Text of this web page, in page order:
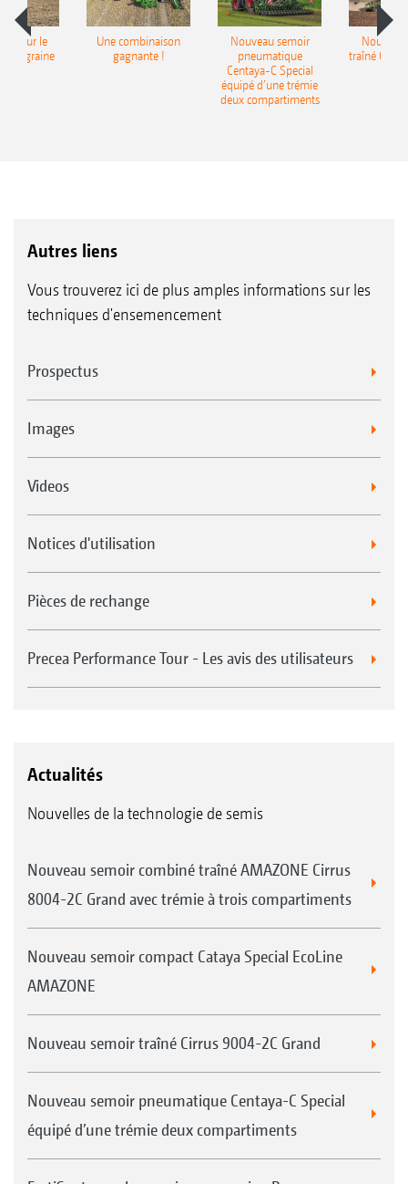
pour le
Une combinaison
gagnante !
Nouveau semoir
pneumatique
Centaya-C Special
équipé d’une trémie
deux compartiments
traîné
Autres liens
Vous trouverez ici de plus amples informations sur les
techniques d'ensemencement
Prospectus
Images
Videos
Notices d'utilisation
Pièces de rechange
Precea Performance Tour - Les avis des utilisateurs
Actualités
Nouvelles de la technologie de semis
Nouveau semoir combiné traîné AMAZONE Cirrus
8004-2C Grand avec trémie à trois compartiments
Nouveau semoir compact Cataya Special EcoLine
AMAZONE
Nouveau semoir traîné Cirrus 9004-2C Grand
Nouveau semoir pneumatique Centaya-C Special
équipé d’une trémie deux compartiments